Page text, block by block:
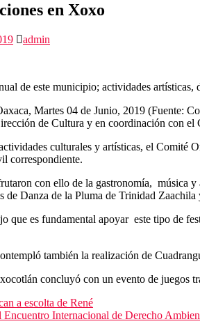
en Xoxo
admin
de este municipio; actividades artísticas,
Martes 04 de Junio, 2019 (Fuente:
de Cultura y en coordinación con
culturales y artísticas, el Comité
correspondiente.
con ello de la gastronomía, música
de Danza de la Pluma de Trinidad Zaachila
que es fundamental apoyar este tipo de
también la realización de
concluyó con un evento de juegos
a escolta de René
Internacional de Derecho